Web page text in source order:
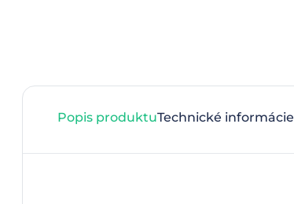
Popis produktuTechnické informácie